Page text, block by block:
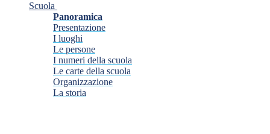
Scuola
Panoramica
Presentazione
I luoghi
Le persone
I numeri della scuola
Le carte della scuola
Organizzazione
La storia